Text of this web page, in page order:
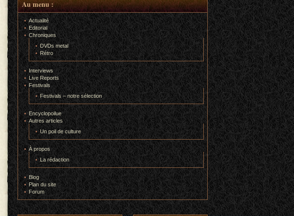
Au menu :
Actualité
Editorial
Chroniques
DVDs metal
Rétro
Interviews
Live Reports
Festivals
Festivals – notre sélection
Encyclopoilue
Autres articles
Un poil de culture
À propos
La rédaction
Blog
Plan du site
Forum